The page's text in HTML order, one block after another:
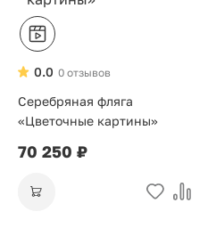
0 отзывов
0.0
Серебряная фляга
«Цветочные картины»
70 250 ₽